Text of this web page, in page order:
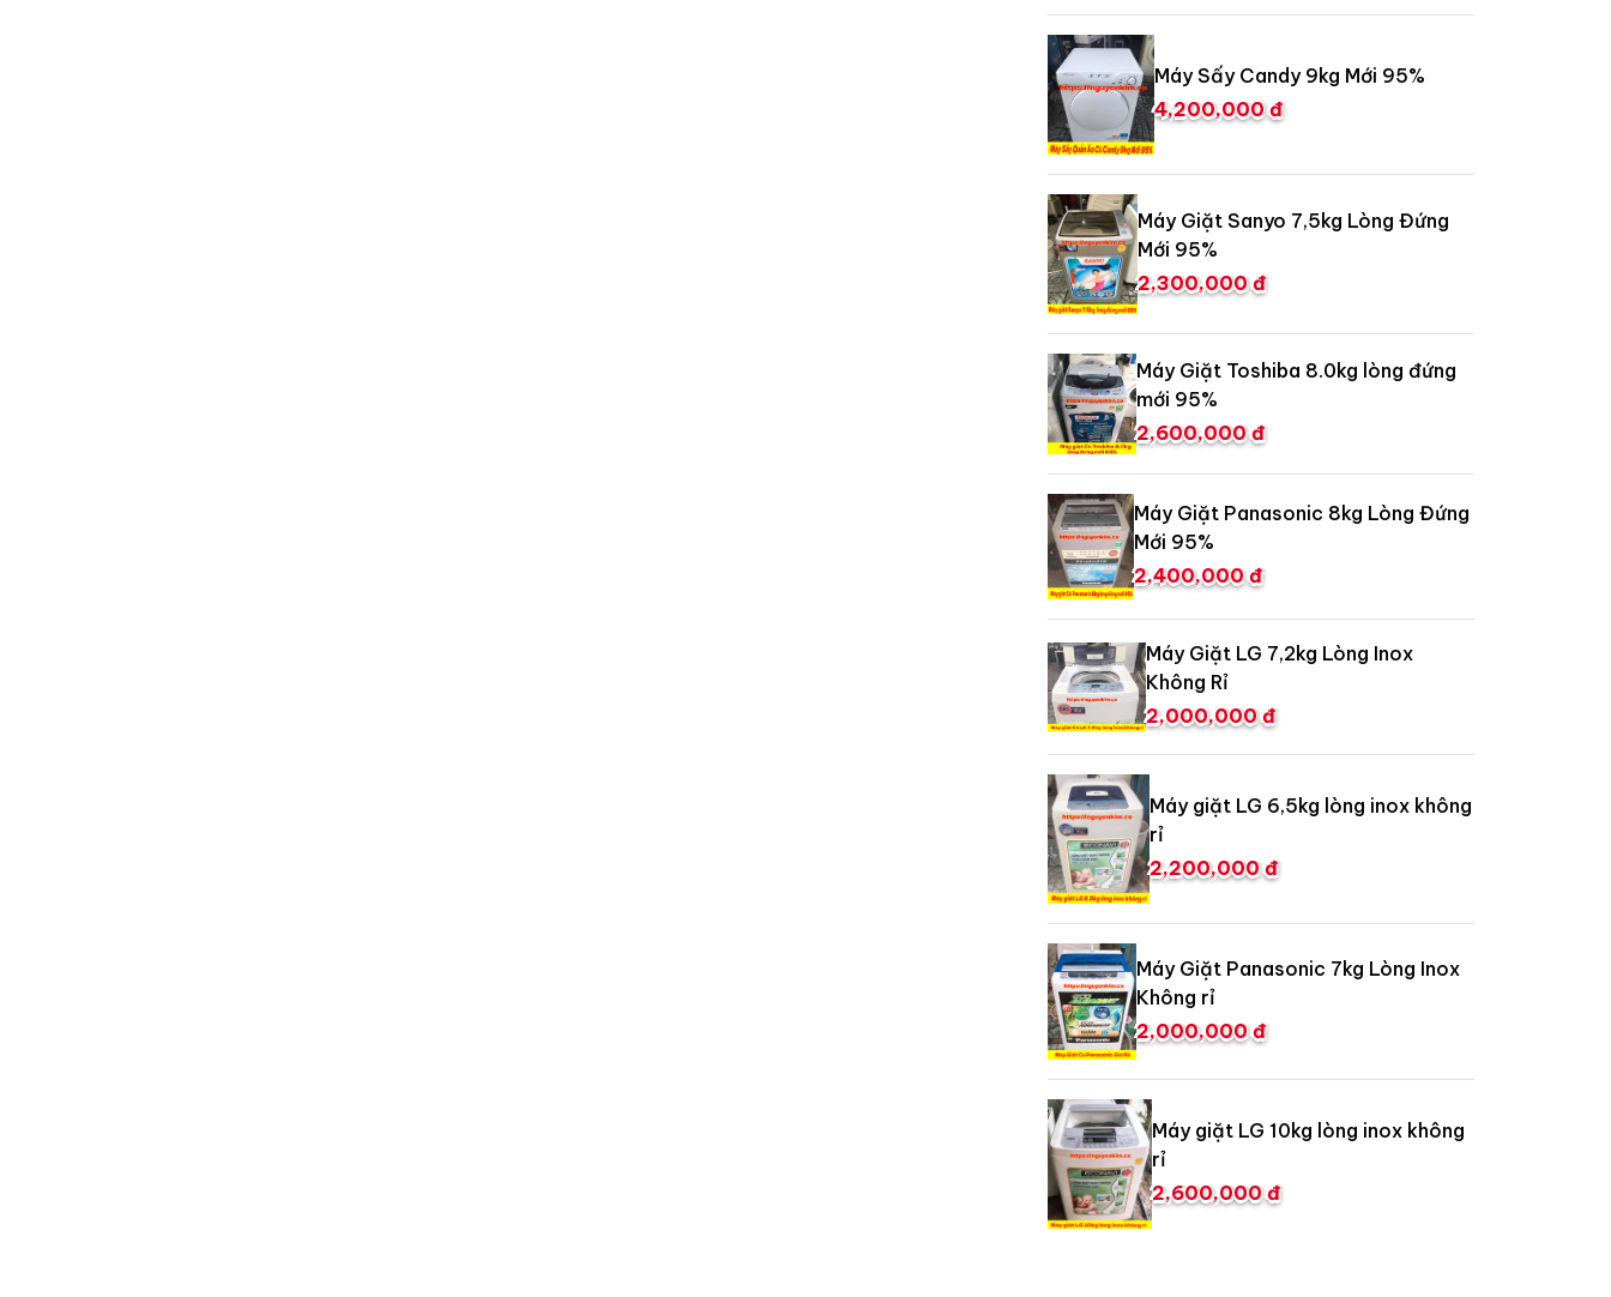
Máy Sấy Candy 9kg Mới 95%
4,200,000 đ
Máy Giặt Sanyo 7,5kg Lòng Đứng
Mới 95%
2,300,000 đ
Máy Giặt Toshiba 8.0kg lòng đứng
mới 95%
2,600,000 đ
Máy Giặt Panasonic 8kg Lòng Đứng
Mới 95%
2,400,000 đ
Máy Giặt LG 7,2kg Lòng Inox
Không Rỉ
2,000,000 đ
Máy giặt LG 6,5kg lòng inox không
rỉ
2,200,000 đ
Máy Giặt Panasonic 7kg Lòng Inox
Không rỉ
2,000,000 đ
Máy giặt LG 10kg lòng inox không
rỉ
2,600,000 đ